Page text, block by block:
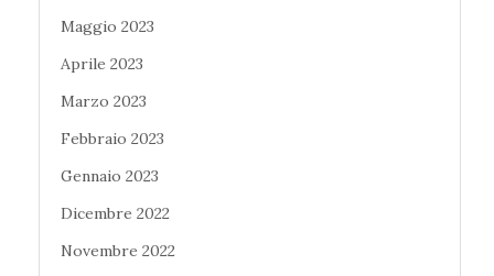
Maggio 2023
Aprile 2023
Marzo 2023
Febbraio 2023
Gennaio 2023
Dicembre 2022
Novembre 2022